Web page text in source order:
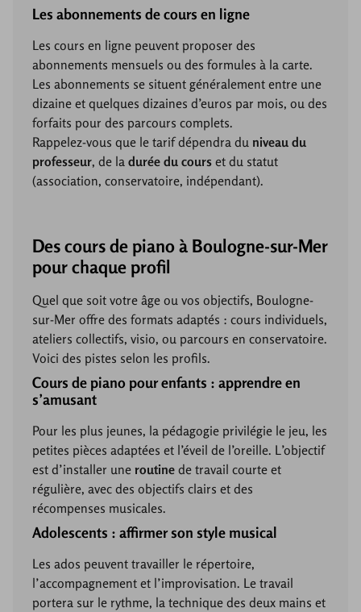
Les abonnements de cours en ligne
Les cours en ligne peuvent proposer des
abonnements mensuels ou des formules à la carte.
Les abonnements se situent généralement entre une
dizaine et quelques dizaines d’euros par mois, ou des
forfaits pour des parcours complets.
Rappelez-vous que le tarif dépendra du niveau du
professeur, de la durée du cours et du statut
(association, conservatoire, indépendant).
Des cours de piano à Boulogne-sur-Mer
pour chaque profil
Quel que soit votre âge ou vos objectifs, Boulogne-
sur-Mer offre des formats adaptés : cours individuels,
ateliers collectifs, visio, ou parcours en conservatoire.
Voici des pistes selon les profils.
Cours de piano pour enfants : apprendre en
s’amusant
Pour les plus jeunes, la pédagogie privilégie le jeu, les
petites pièces adaptées et l’éveil de l’oreille. L’objectif
est d’installer une routine de travail courte et
régulière, avec des objectifs clairs et des
récompenses musicales.
Adolescents : affirmer son style musical
Les ados peuvent travailler le répertoire,
l’accompagnement et l’improvisation. Le travail
portera sur le rythme, la technique des deux mains et